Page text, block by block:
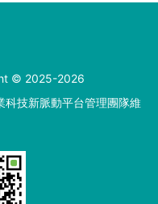
© 2025-2026
科技新脈動平台管理團隊維